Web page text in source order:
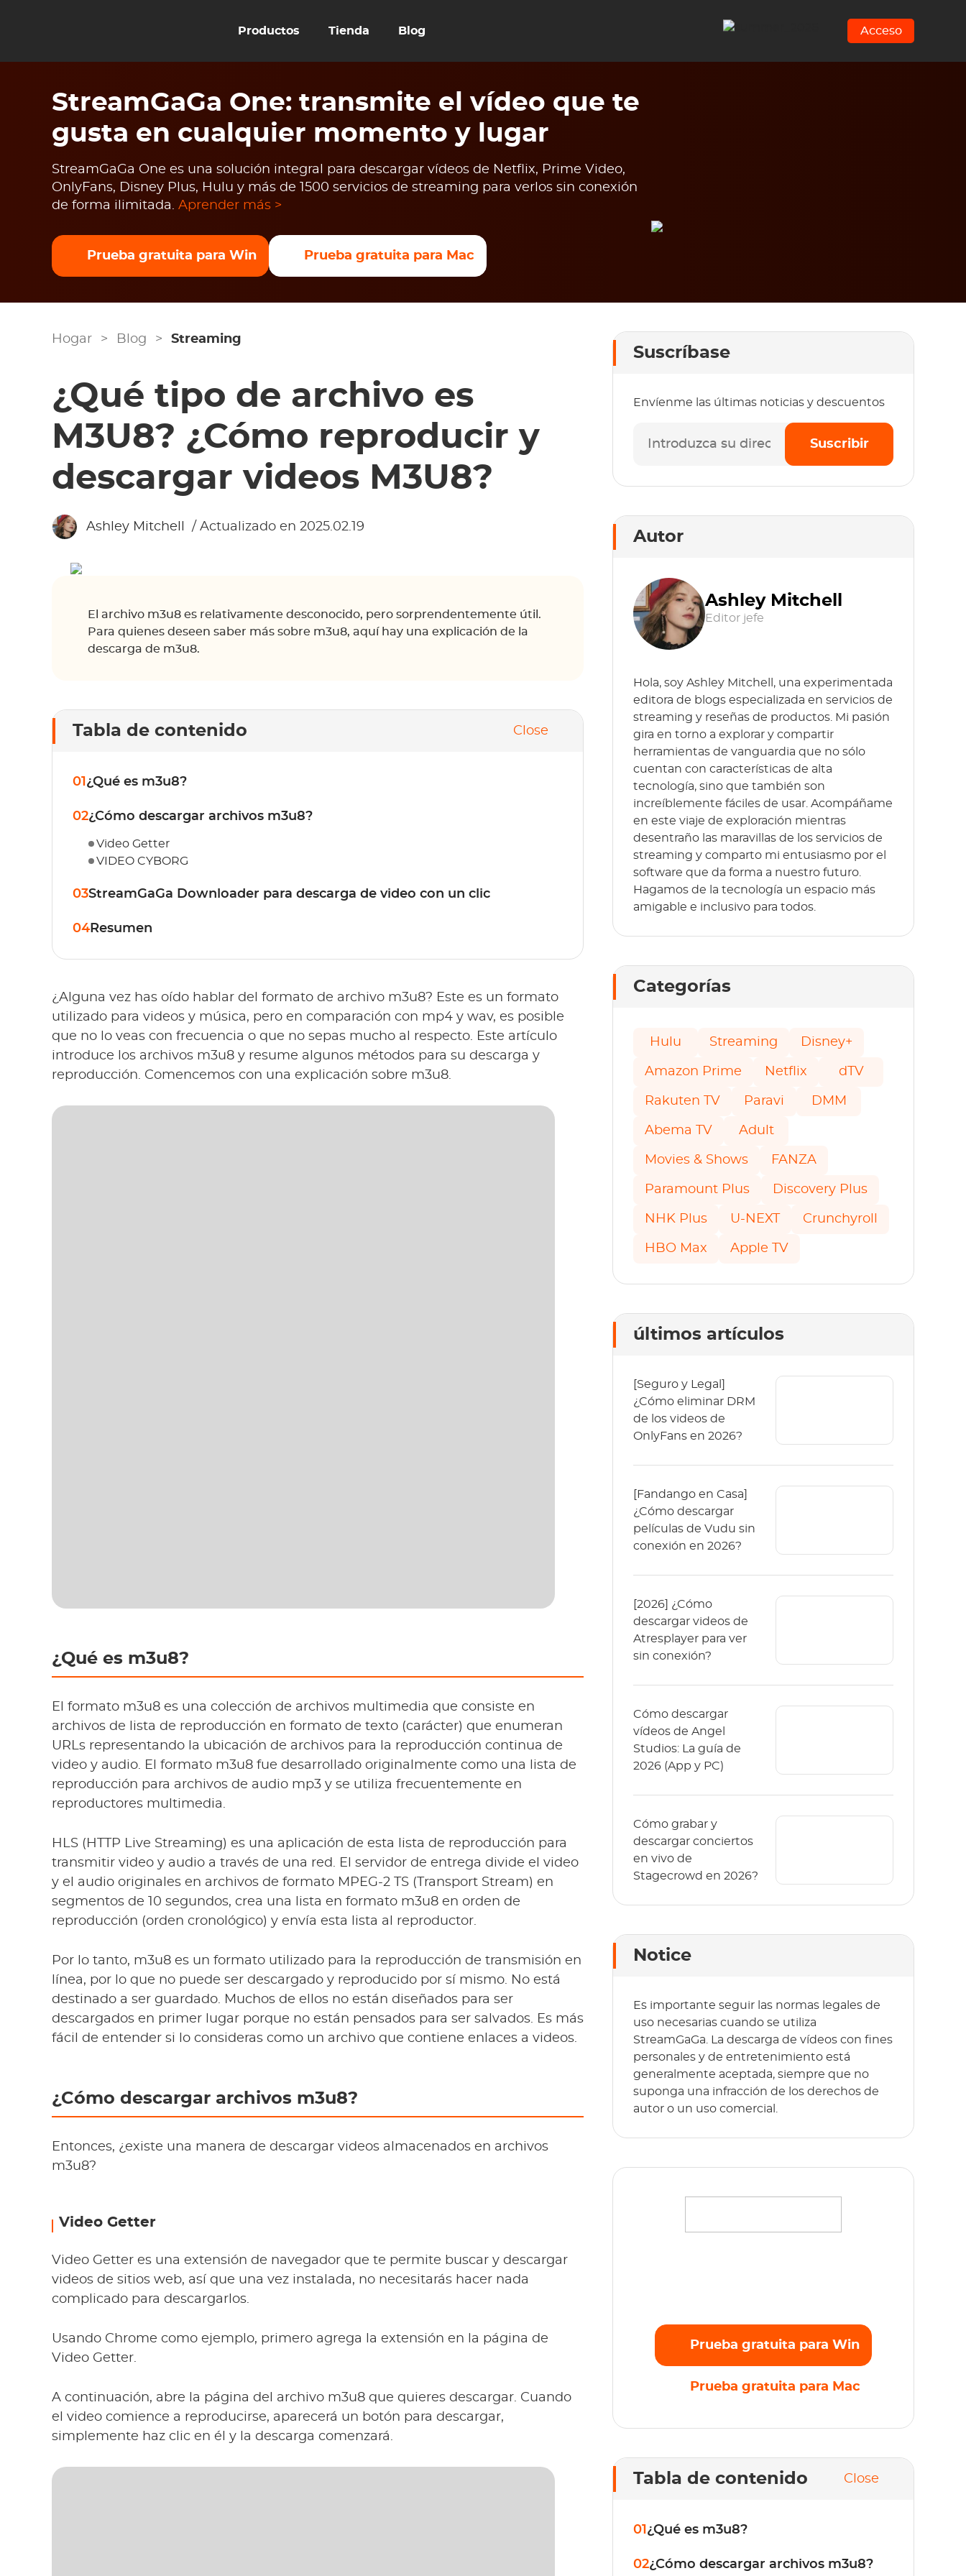
Productos Tienda Blog Acceso
StreamGaGa One: transmite el vídeo que te
gusta en cualquier momento y lugar
StreamGaGa One es una solución integral para descargar vídeos de Netflix, Prime Video,
OnlyFans, Disney Plus, Hulu y más de 1500 servicios de streaming para verlos sin conexión
de forma ilimitada. Aprender más >
Prueba gratuita para Win Prueba gratuita para Mac
Hogar > Blog > Streaming
¿Qué tipo de archivo es
M3U8? ¿Cómo reproducir y
descargar videos M3U8?
Ashley Mitchell / Actualizado en 2025.02.19
El archivo m3u8 es relativamente desconocido, pero sorprendentemente útil.
Para quienes deseen saber más sobre m3u8, aquí hay una explicación de la
descarga de m3u8.
Tabla de contenido Close
01 ¿Qué es m3u8?
02¿Cómo descargar archivos m3u8?
Video Getter
VIDEO CYBORG
03StreamGaGa Downloader para descarga de video con un clic
04 Resumen
¿Alguna vez has oído hablar del formato de archivo m3u8? Este es un formato
utilizado para videos y música, pero en comparación con mp4 y wav, es posible
que no lo veas con frecuencia o que no sepas mucho al respecto. Este artículo
introduce los archivos m3u8 y resume algunos métodos para su descarga y
reproducción. Comencemos con una explicación sobre m3u8.
¿Qué es m3u8?
El formato m3u8 es una colección de archivos multimedia que consiste en
archivos de lista de reproducción en formato de texto (carácter) que enumeran
URLs representando la ubicación de archivos para la reproducción continua de
video y audio. El formato m3u8 fue desarrollado originalmente como una lista de
reproducción para archivos de audio mp3 y se utiliza frecuentemente en
reproductores multimedia.
HLS (HTTP Live Streaming) es una aplicación de esta lista de reproducción para
transmitir video y audio a través de una red. El servidor de entrega divide el video
y el audio originales en archivos de formato MPEG-2 TS (Transport Stream) en
segmentos de 10 segundos, crea una lista en formato m3u8 en orden de
reproducción (orden cronológico) y envía esta lista al reproductor.
Por lo tanto, m3u8 es un formato utilizado para la reproducción de transmisión en
línea, por lo que no puede ser descargado y reproducido por sí mismo. No está
destinado a ser guardado. Muchos de ellos no están diseñados para ser
descargados en primer lugar porque no están pensados para ser salvados. Es más
fácil de entender si lo consideras como un archivo que contiene enlaces a videos.
¿Cómo descargar archivos m3u8?
Entonces, ¿existe una manera de descargar videos almacenados en archivos
m3u8?
Video Getter
Video Getter es una extensión de navegador que te permite buscar y descargar
videos de sitios web, así que una vez instalada, no necesitarás hacer nada
complicado para descargarlos.
Usando Chrome como ejemplo, primero agrega la extensión en la página de
Video Getter.
A continuación, abre la página del archivo m3u8 que quieres descargar. Cuando
el video comience a reproducirse, aparecerá un botón para descargar,
simplemente haz clic en él y la descarga comenzará.
Suscríbase
Envíenme las últimas noticias y descuentos
Suscribir
Autor
Ashley Mitchell
Editor jefe
Hola, soy Ashley Mitchell, una experimentada
editora de blogs especializada en servicios de
streaming y reseñas de productos. Mi pasión
gira en torno a explorar y compartir
herramientas de vanguardia que no sólo
cuentan con características de alta
tecnología, sino que también son
increíblemente fáciles de usar. Acompáñame
en este viaje de exploración mientras
desentraño las maravillas de los servicios de
streaming y comparto mi entusiasmo por el
software que da forma a nuestro futuro.
Hagamos de la tecnología un espacio más
amigable e inclusivo para todos.
Categorías
Hulu Streaming Disney+
Amazon Prime Netflix dTV
Rakuten TV Paravi DMM
Abema TV Adult
Movies & Shows FANZA
Paramount Plus Discovery Plus
NHK Plus U-NEXT Crunchyroll
HBO Max Apple TV
últimos artículos
[Seguro y Legal]
¿Cómo eliminar DRM
de los videos de
OnlyFans en 2026?
[Fandango en Casa]
¿Cómo descargar
películas de Vudu sin
conexión en 2026?
[2026] ¿Cómo
descargar videos de
Atresplayer para ver
sin conexión?
Cómo descargar
vídeos de Angel
Studios: La guía de
2026 (App y PC)
Cómo grabar y
descargar conciertos
en vivo de
Stagecrowd en 2026?
Notice
Es importante seguir las normas legales de
uso necesarias cuando se utiliza
StreamGaGa. La descarga de vídeos con fines
personales y de entretenimiento está
generalmente aceptada, siempre que no
suponga una infracción de los derechos de
autor o un uso comercial.
Prueba gratuita para Win
Prueba gratuita para Mac
Tabla de contenido Close
01 ¿Qué es m3u8?
02¿Cómo descargar archivos m3u8?